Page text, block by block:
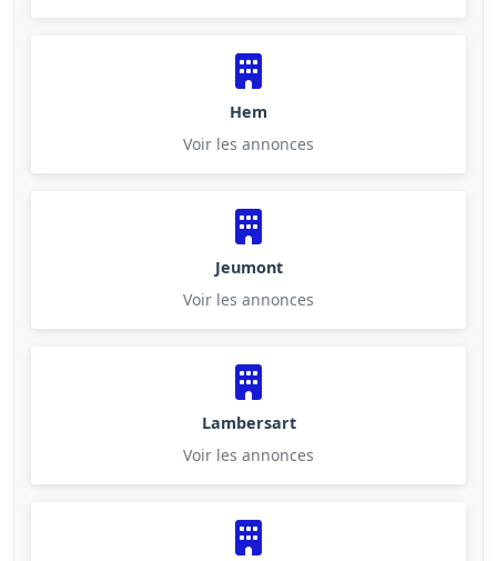
Hem
Voir les annonces
Jeumont
Voir les annonces
Lambersart
Voir les annonces